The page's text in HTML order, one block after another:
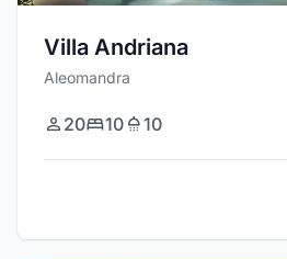
Villa Andriana
Aleomandra
20 10 10